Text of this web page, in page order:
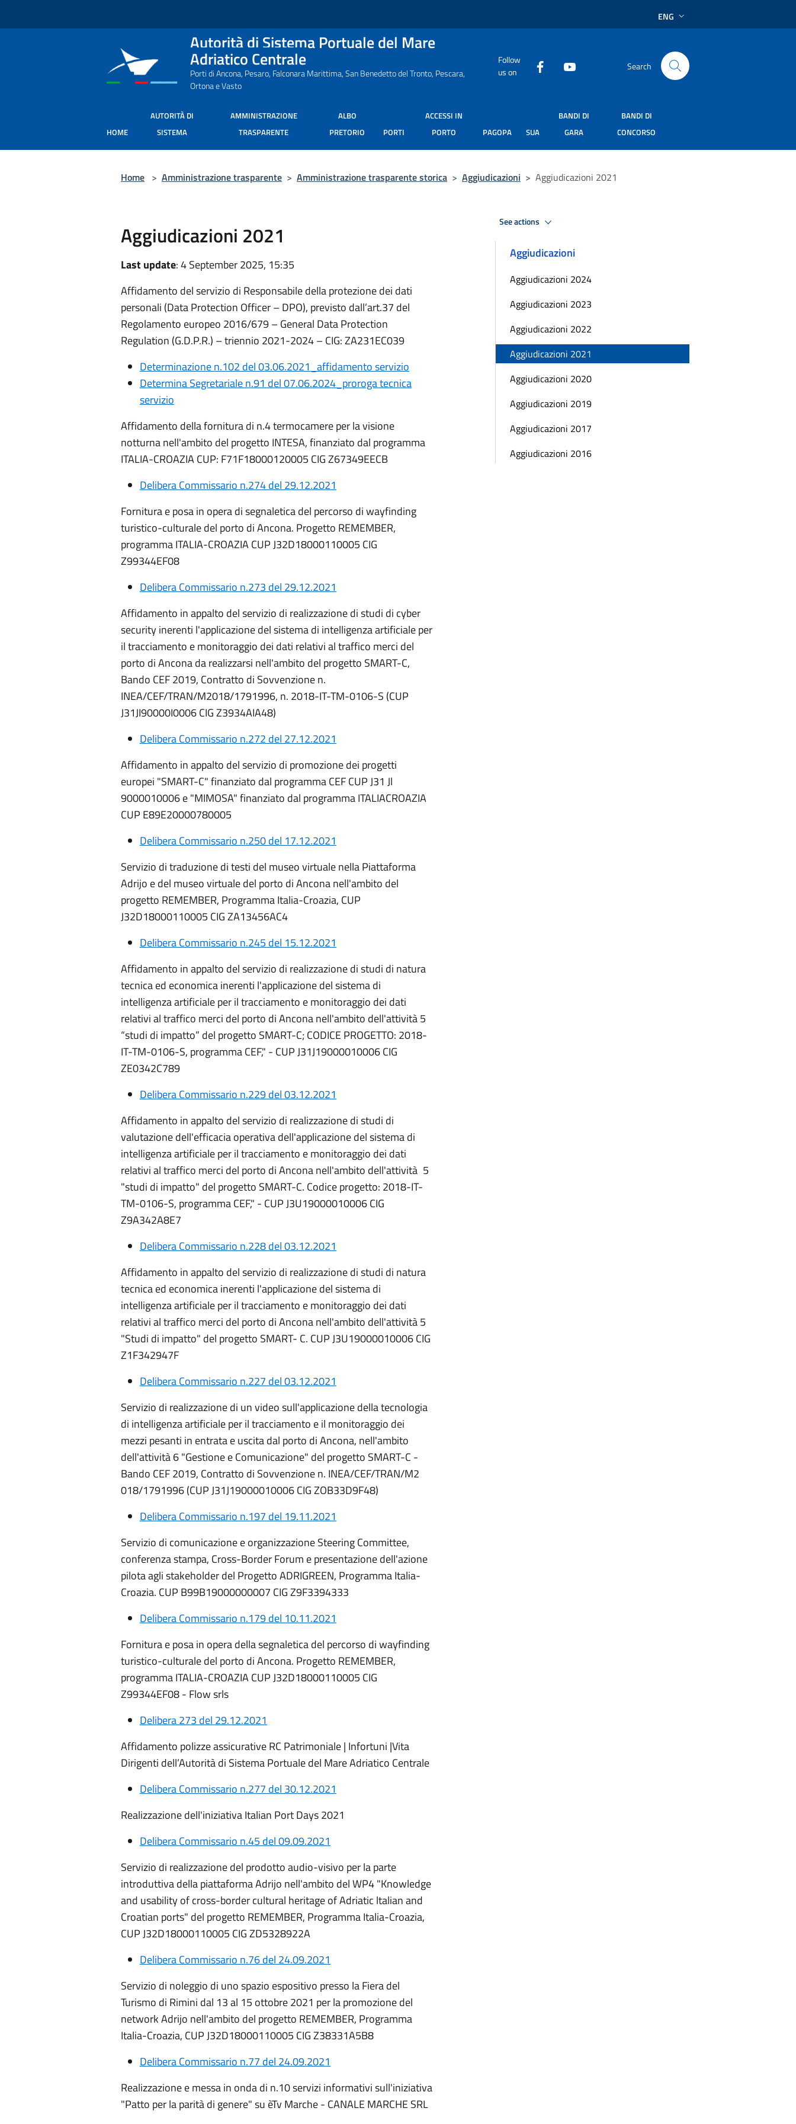
ENG
Autorità di Sistema Portuale del Mare
Adriatico Centrale
Porti di Ancona, Pesaro, Falconara Marittima, San Benedetto del Tronto, Pescara,
Ortona e Vasto
Follow
us on
Search
HOME
AUTORITÀ DI
SISTEMA
AMMINISTRAZIONE
TRASPARENTE
ALBO
PRETORIO
PORTI
ACCESSI IN
PORTO
PAGOPA SUA
BANDI DI
GARA
BANDI DI
CONCORSO
Home > Amministrazione trasparente > Amministrazione trasparente storica > Aggiudicazioni > Aggiudicazioni 2021
Aggiudicazioni 2021
Last update: 4 September 2025, 15:35
Affidamento del servizio di Responsabile della protezione dei dati
personali (Data Protection Officer – DPO), previsto dall’art.37 del
Regolamento europeo 2016/679 – General Data Protection
Regulation (G.D.P.R.) – triennio 2021-2024 – CIG: ZA231EC039
Determinazione n.102 del 03.06.2021_affidamento servizio
Determina Segretariale n.91 del 07.06.2024_proroga tecnica
servizio
Affidamento della fornitura di n.4 termocamere per la visione
notturna nell'ambito del progetto INTESA, finanziato dal programma
ITALIA-CROAZIA CUP: F71F18000120005 CIG Z67349EECB
Delibera Commissario n.274 del 29.12.2021
Fornitura e posa in opera di segnaletica del percorso di wayfinding
turistico-culturale del porto di Ancona. Progetto REMEMBER,
programma ITALIA-CROAZIA CUP J32D18000110005 CIG
Z99344EF08
Delibera Commissario n.273 del 29.12.2021
Affidamento in appalto del servizio di realizzazione di studi di cyber
security inerenti l'applicazione del sistema di intelligenza artificiale per
il tracciamento e monitoraggio dei dati relativi al traffico merci del
porto di Ancona da realizzarsi nell'ambito del progetto SMART-C,
Bando CEF 2019, Contratto di Sovvenzione n.
INEA/CEF/TRAN/M2018/1791996, n. 2018-IT-TM-0106-S (CUP
J31JI90000I0006 CIG Z3934AIA48)
Delibera Commissario n.272 del 27.12.2021
Affidamento in appalto del servizio di promozione dei progetti
europei "SMART-C" finanziato dal programma CEF CUP J31 Jl
9000010006 e "MIMOSA" finanziato dal programma ITALIACROAZIA
CUP E89E20000780005
Delibera Commissario n.250 del 17.12.2021
Servizio di traduzione di testi del museo virtuale nella Piattaforma
Adrijo e del museo virtuale del porto di Ancona nell'ambito del
progetto REMEMBER, Programma Italia-Croazia, CUP
J32D18000110005 CIG ZA13456AC4
Delibera Commissario n.245 del 15.12.2021
Affidamento in appalto del servizio di realizzazione di studi di natura
tecnica ed economica inerenti l'applicazione del sistema di
intelligenza artificiale per il tracciamento e monitoraggio dei dati
relativi al traffico merci del porto di Ancona nell'ambito dell'attività 5
“studi di impatto” del progetto SMART-C; CODICE PROGETTO: 2018-
IT-TM-0106-S, programma CEF," - CUP J31J19000010006 CIG
ZE0342C789
Delibera Commissario n.229 del 03.12.2021
Affidamento in appalto del servizio di realizzazione di studi di
valutazione dell'efficacia operativa dell'applicazione del sistema di
intelligenza artificiale per il tracciamento e monitoraggio dei dati
relativi al traffico merci del porto di Ancona nell'ambito dell'attività 5
"studi di impatto" del progetto SMART-C. Codice progetto: 2018-IT-
TM-0106-S, programma CEF," - CUP J3U19000010006 CIG
Z9A342A8E7
Delibera Commissario n.228 del 03.12.2021
Affidamento in appalto del servizio di realizzazione di studi di natura
tecnica ed economica inerenti l'applicazione del sistema di
intelligenza artificiale per il tracciamento e monitoraggio dei dati
relativi al traffico merci del porto di Ancona nell'ambito dell'attività 5
"Studi di impatto" del progetto SMART- C. CUP J3U19000010006 CIG
Z1F342947F
Delibera Commissario n.227 del 03.12.2021
Servizio di realizzazione di un video sull'applicazione della tecnologia
di intelligenza artificiale per il tracciamento e il monitoraggio dei
mezzi pesanti in entrata e uscita dal porto di Ancona, nell'ambito
dell'attività 6 "Gestione e Comunicazione" del progetto SMART-C -
Bando CEF 2019, Contratto di Sovvenzione n. INEA/CEF/TRAN/M2
018/1791996 (CUP J31J19000010006 CIG ZOB33D9F48)
Delibera Commissario n.197 del 19.11.2021
Servizio di comunicazione e organizzazione Steering Committee,
conferenza stampa, Cross-Border Forum e presentazione dell'azione
pilota agli stakeholder del Progetto ADRIGREEN, Programma Italia-
Croazia. CUP B99B19000000007 CIG Z9F3394333
Delibera Commissario n.179 del 10.11.2021
Fornitura e posa in opera della segnaletica del percorso di wayfinding
turistico-culturale del porto di Ancona. Progetto REMEMBER,
programma ITALIA-CROAZIA CUP J32D18000110005 CIG
Z99344EF08 - Flow srls
Delibera 273 del 29.12.2021
Affidamento polizze assicurative RC Patrimoniale | Infortuni |Vita
Dirigenti dell’Autorità di Sistema Portuale del Mare Adriatico Centrale
Delibera Commissario n.277 del 30.12.2021
Realizzazione dell'iniziativa Italian Port Days 2021
Delibera Commissario n.45 del 09.09.2021
Servizio di realizzazione del prodotto audio-visivo per la parte
introduttiva della piattaforma Adrijo nell'ambito del WP4 "Knowledge
and usability of cross-border cultural heritage of Adriatic ltalian and
Croatian ports" del progetto REMEMBER, Programma Italia-Croazia,
CUP J32D18000110005 CIG ZD5328922A
Delibera Commissario n.76 del 24.09.2021
Servizio di noleggio di uno spazio espositivo presso la Fiera del
Turismo di Rimini dal 13 al 15 ottobre 2021 per la promozione del
network Adrijo nell'ambito del progetto REMEMBER, Programma
Italia-Croazia, CUP J32D18000110005 CIG Z38331A5B8
Delibera Commissario n.77 del 24.09.2021
Realizzazione e messa in onda di n.10 servizi informativi sull'iniziativa
"Patto per la parità di genere" su èTv Marche - CANALE MARCHE SRL
See actions
Aggiudicazioni
Aggiudicazioni 2024
Aggiudicazioni 2023
Aggiudicazioni 2022
Aggiudicazioni 2021
Aggiudicazioni 2020
Aggiudicazioni 2019
Aggiudicazioni 2017
Aggiudicazioni 2016